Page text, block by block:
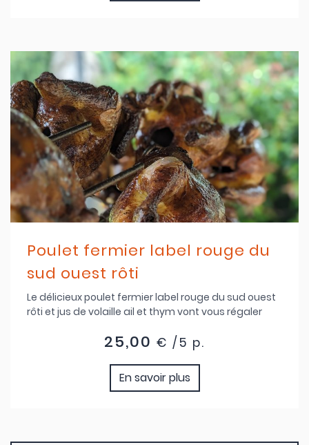
Poulet fermier label rouge du
sud ouest rôti
Le délicieux poulet fermier label rouge du sud ouest
rôti et jus de volaille ail et thym vont vous régaler
25,00 € /5 p.
En savoir plus